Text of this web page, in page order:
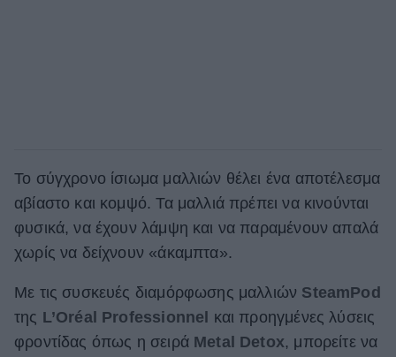
Το σύγχρονο ίσιωμα μαλλιών θέλει ένα αποτέλεσμα
αβίαστο και κομψό. Τα μαλλιά πρέπει να κινούνται
φυσικά, να έχουν λάμψη και να παραμένουν απαλά
χωρίς να δείχνουν «άκαμπτα».
Με τις συσκευές διαμόρφωσης μαλλιών SteamPod
της L’Oréal Professionnel
και προηγμένες λύσεις
φροντίδας όπως η σειρά Metal Detox, μπορείτε να